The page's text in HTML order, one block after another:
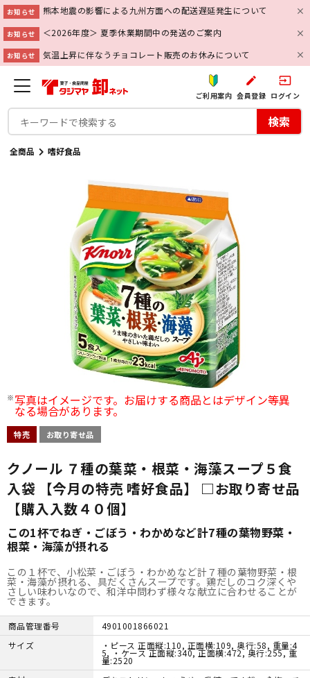
お知らせ 熊本地震の影響による九州方面への配送遅延発生について
お知らせ ＜2026年度＞ 夏季休業期間中の発送のご案内
お知らせ 気温上昇に伴なうチョコレート販売のお休みについて
ご利用案内
create
会員登録
input
ログイン
検索
全商品 嗜好食品
写真はイメージです。お届けする商品とはデザイン等異
なる場合があります。
特売 お取り寄せ品
クノール ７種の葉菜・根菜・海藻スープ５食
入袋 【今月の特売 嗜好食品】 □お取り寄せ品
【購入入数４０個】
この1杯でねぎ・ごぼう・わかめなど計7種の葉物野菜・
根菜・海藻が摂れる
この１杯で、小松菜・ごぼう・わかめなど計７種の葉物野菜・根
菜・海藻が摂れる、具だくさんスープです。鶏だしのコク深くや
さしい味わいなので、和洋中問わず様々な献立に合わせることが
できます。
商品管理番号
4901001866021
サイズ
・ピース 正面縦:110, 正面横:109, 奥行:58, 重量:4
5, ・ケース 正面縦:340, 正面横:472, 奥行:255, 重
量:2520